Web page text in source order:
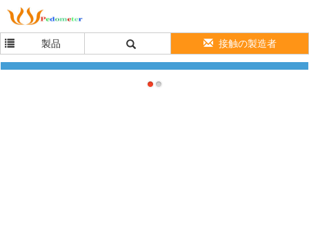
製品 接触の製造者
男女兼用の水晶スポーツの腕時計